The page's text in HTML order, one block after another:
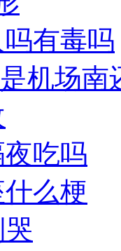
有毒吗
机场南
吃吗
么梗